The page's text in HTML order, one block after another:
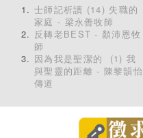
士師記析讀 (14) 失職的
家庭 - 梁永善牧師
反轉老BEST - 顏沛恩牧
師
因為我是聖潔的 (1) 我
與聖靈的距離 - 陳黎韻怡
傳道